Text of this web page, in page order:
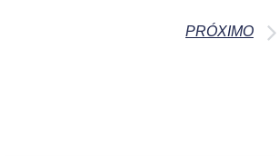
PRÓXIMO